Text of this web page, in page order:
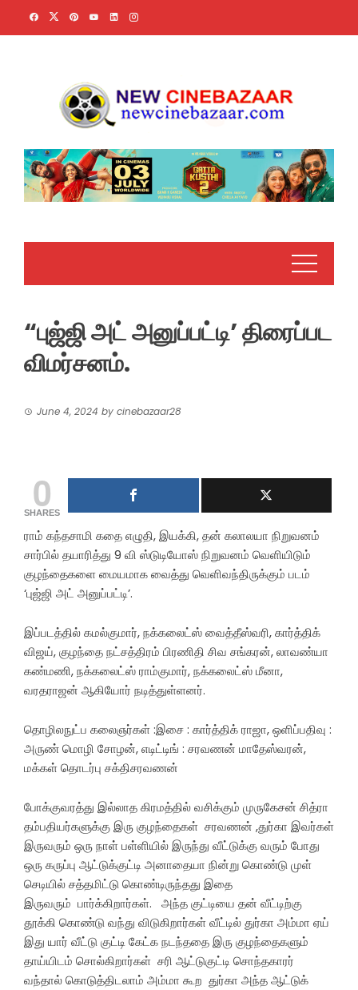
“புஜ்ஜி அட் அனுப்பட்டி’ திரைப்பட
விமர்சனம்.
June 4, 2024 by cinebazaar28
0
SHARES
ராம் கந்தசாமி கதை எழுதி, இயக்கி, தன் கலாலயா நிறுவனம்
சார்பில் தயாரித்து 9 வி ஸ்டுடியோஸ் நிறுவனம் வெளியிடும்
குழந்தைகளை மையமாக வைத்து வெளிவந்திருக்கும் படம்
‘புஜ்ஜி அட் அனுப்பட்டி’.
இப்படத்தில் கமல்குமார், நக்கலைட்ஸ் வைத்தீஸ்வரி, கார்த்திக்
விஜய், குழந்தை நட்சத்திரம் பிரணிதி சிவ சங்கரன், லாவண்யா
கண்மணி, நக்கலைட்ஸ் ராம்குமார், நக்கலைட்ஸ் மீனா,
வரதராஜன் ஆகியோர் நடித்துள்ளனர்.
தொழிலநுட்ப கலைஞர்கள் :இசை : கார்த்திக் ராஜா, ஒளிப்பதிவு :
அருண் மொழி சோழன், எடிட்டிங் : சரவணன் மாதேஸ்வரன்,
மக்கள் தொடர்பு சக்திசரவணன்
போக்குவரத்து இல்லாத கிரமத்தில் வசிக்கும் முருகேசன் சித்ரா
தம்பதியர்களுக்கு இரு குழந்தைகள் சரவணன் ,துர்கா இவர்கள்
இருவரும் ஒரு நாள் பள்ளியில் இருந்து வீட்டுக்கு வரும் போது
ஒரு கருப்பு ஆட்டுக்குட்டி அனாதையா நின்று கொண்டு முள்
செடியில் சத்தமிட்டு கொண்டிருந்தது இதை
இருவரும் பார்க்கிறார்கள். அந்த குட்டியை தன் வீட்டிற்கு
தூக்கி கொண்டு வந்து விடுகிறார்கள் வீட்டில் துர்கா அம்மா ஏய்
இது யார் வீட்டு குட்டி கேட்க நடந்ததை இரு குழந்தைகளும்
தாய்யிடம் சொல்கிறார்கள் சரி ஆட்டுகுட்டி சொந்தகாரர்
வந்தால் கொடுத்திடலாம் அம்மா கூற துர்கா அந்த ஆட்டுக்